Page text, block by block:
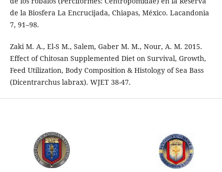
de la Biosfera La Encrucijada, Chiapas, México. Lacandonia
7, 91–98.
Zaki M. A., El-S M., Salem, Gaber M. M., Nour, A. M. 2015.
Effect of Chitosan Supplemented Diet on Survival, Growth,
Feed Utilization, Body Composition & Histology of Sea Bass
(Dicentrarchus labrax). WJET 38-47.